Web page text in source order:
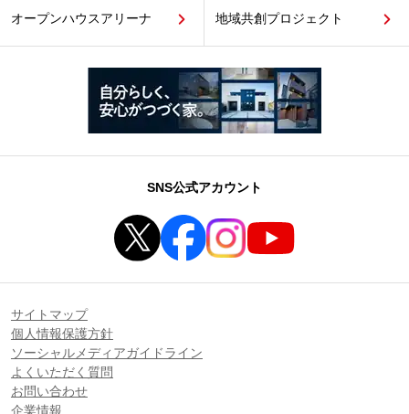
オープンハウスアリーナ 地域共創プロジェクト
SNS公式アカウント
サイトマップ
個人情報保護方針
ソーシャルメディアガイドライン
よくいただく質問
お問い合わせ
企業情報